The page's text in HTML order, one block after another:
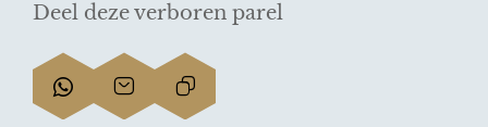
Deel deze verboren parel
D
D
L